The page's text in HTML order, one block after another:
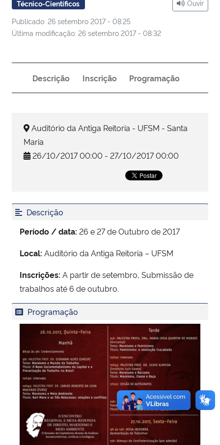
Secretaria-Geral
Gabinete de Segurança Institucional
Banco Central do Brasil
Técnico-Científicos
Publicado: 26 setembro 2017 - 08:25
Última modificação: 26 setembro 2017 - 08:32
Ouvir
Descrição Inscrição Programação
Auditório da Antiga Reitoria - UFSM - Santa
Maria
26/10/2017 00:00 - 27/10/2017 00:00
Descrição
Período / data: 26 e 27 de Outubro de 2017
Local: Auditório da Antiga Reitoria – UFSM
Inscrições: A partir de setembro, Submissão de
trabalhos até 6 de outubro.
Programação